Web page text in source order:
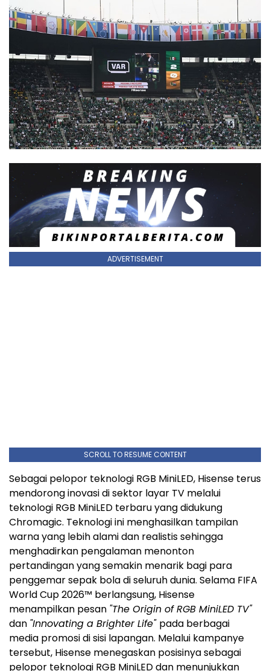
ADVERTISEMENT
SCROLL TO RESUME CONTENT
Sebagai pelopor teknologi RGB MiniLED, Hisense terus
mendorong inovasi di sektor layar TV melalui
teknologi RGB MiniLED terbaru yang didukung
Chromagic. Teknologi ini menghasilkan tampilan
warna yang lebih alami dan realistis sehingga
menghadirkan pengalaman menonton
pertandingan yang semakin menarik bagi para
penggemar sepak bola di seluruh dunia. Selama FIFA
World Cup 2026™ berlangsung, Hisense
menampilkan pesan "The Origin of RGB MiniLED TV"
dan "Innovating a Brighter Life" pada berbagai
media promosi di sisi lapangan. Melalui kampanye
tersebut, Hisense menegaskan posisinya sebagai
pelopor teknologi RGB MiniLED dan menunjukkan